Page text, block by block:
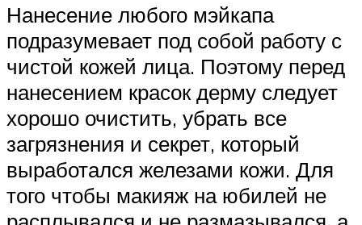
Нанесение любого мэйкапа
подразумевает под собой работу с
чистой кожей лица. Поэтому перед
нанесением красок дерму следует
хорошо очистить, убрать все
загрязнения и секрет, который
выработался железами кожи. Для
того чтобы макияж на юбилей не